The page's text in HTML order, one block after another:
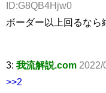
ID:G8QB4Hjw0
ボーダー以上回るなら
3: 我流解説.com 2022/
>>2